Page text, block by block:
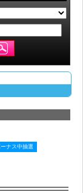
ナス中抽選